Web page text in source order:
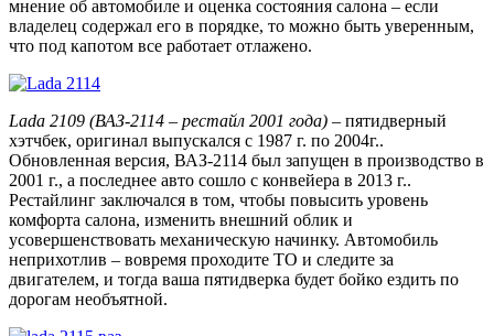
мнение об автомобиле и оценка состояния салона – если
владелец содержал его в порядке, то можно быть уверенным,
что под капотом все работает отлажено.
Lada 2109 (ВАЗ-2114 – рестайл 2001 года) – пятидверный
хэтчбек, оригинал выпускался с 1987 г. по 2004г..
Обновленная версия, ВАЗ-2114 был запущен в производство в
2001 г., а последнее авто сошло с конвейера в 2013 г..
Рестайлинг заключался в том, чтобы повысить уровень
комфорта салона, изменить внешний облик и
усовершенствовать механическую начинку. Автомобиль
неприхотлив – вовремя проходите ТО и следите за
двигателем, и тогда ваша пятидверка будет бойко ездить по
дорогам необъятной.